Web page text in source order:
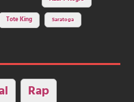
Tote King Saratoga
Rap